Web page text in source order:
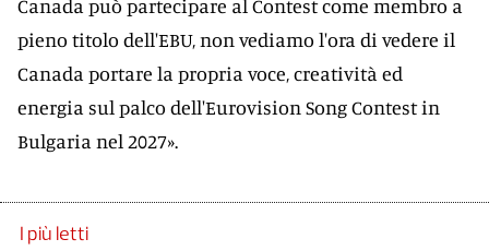
Canada può partecipare al Contest come membro a
pieno titolo dell'EBU, non vediamo l'ora di vedere il
Canada portare la propria voce, creatività ed
energia sul palco dell'Eurovision Song Contest in
Bulgaria nel 2027».
I più letti